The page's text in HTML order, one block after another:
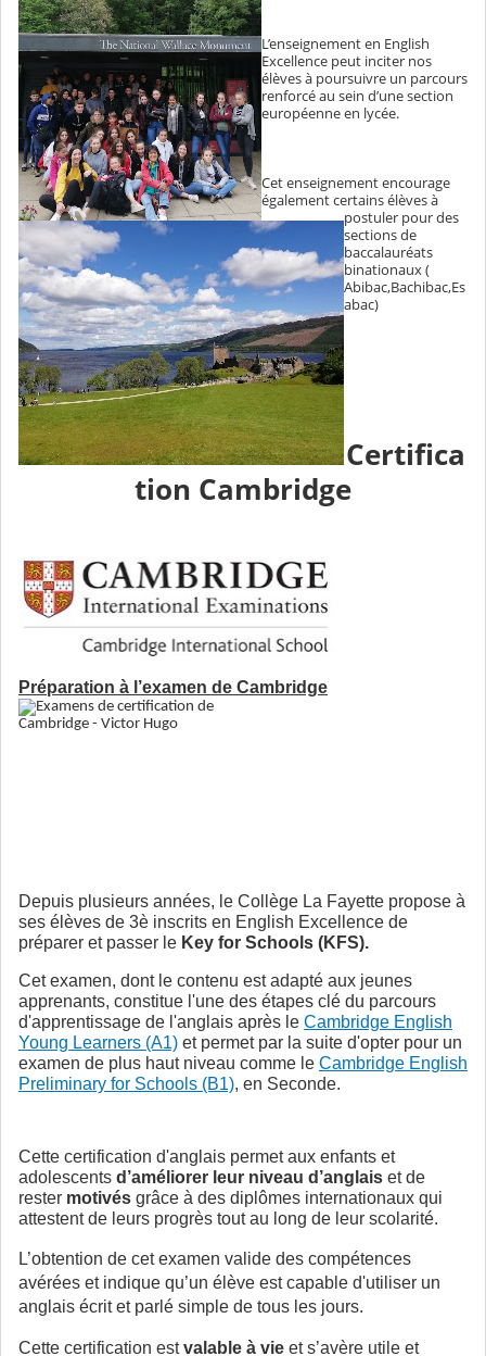
L’enseignement en English
Excellence peut inciter nos
élèves à poursuivre un parcours
renforcé au sein d’une section
européenne en lycée.
Cet enseignement encourage
également certains élèves à
postuler pour des
sections de
baccalauréats
binationaux (
Abibac,Bachibac,Es
abac)
Certifica
tion Cambridge
Préparation à l’examen de Cambridge
Depuis plusieurs années, le Collège La Fayette propose à
ses élèves de 3è inscrits en English Excellence de
préparer et passer le Key for Schools (KFS).
Cet examen, dont le contenu est adapté aux jeunes
apprenants, constitue l'une des étapes clé du parcours
d'apprentissage de l'anglais après le Cambridge English
Young Learners (A1) et permet par la suite d'opter pour un
examen de plus haut niveau comme le Cambridge English
Preliminary for Schools (B1), en Seconde.
Cette certification d'anglais permet aux enfants et
adolescents d’améliorer leur niveau d’anglais et de
rester motivés grâce à des diplômes internationaux qui
attestent de leurs progrès tout au long de leur scolarité.
L’obtention de cet examen valide des compétences
avérées et indique qu’un élève est capable d'utiliser un
anglais écrit et parlé simple de tous les jours.
Cette certification estvalable à vie et s’avère utile et